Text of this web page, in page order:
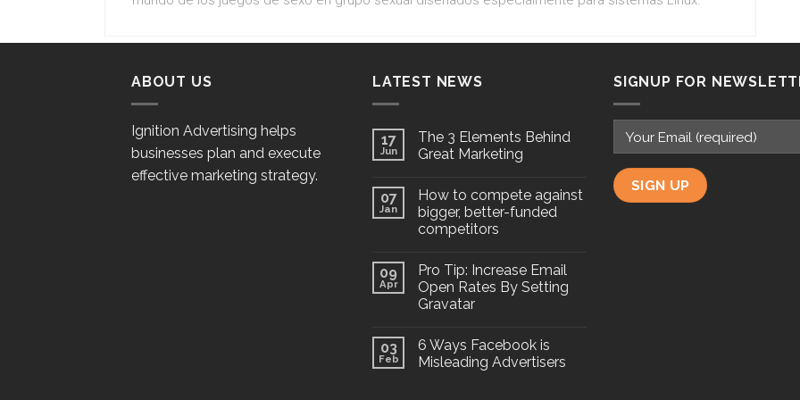
ABOUT US
Ignition Advertising helps
businesses plan and execute
effective marketing strategy.
LATEST NEWS
17
Jun
The 3 Elements Behind
Great Marketing
07
Jan
How to compete against
bigger, better-funded
competitors
09
Apr
Pro Tip: Increase Email
Open Rates By Setting
Gravatar
03
Feb
6 Ways Facebook is
Misleading Advertisers
SIGNUP FOR